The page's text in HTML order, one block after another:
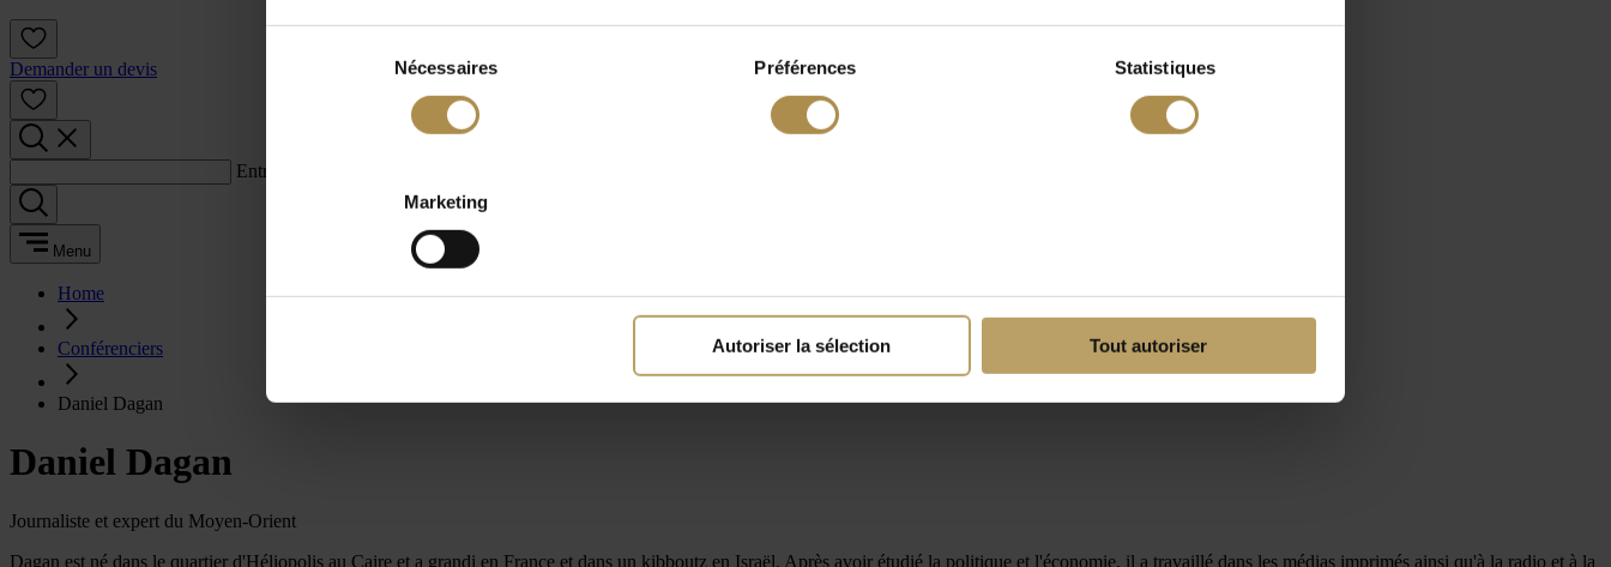
Nécessaires Préférences Statistiques
Marketing
Autoriser la sélection Tout autoriser
Demander un devis
Entrez un terme de recherche :
Menu
Home
Conférenciers
Daniel Dagan
Daniel Dagan
Journaliste et expert du Moyen-Orient
Dagan est né dans le quartier d'Héliopolis au Caire et a grandi en France et dans un kibboutz en Israël. Après avoir étudié la politique et l'économie, il a travaillé dans les médias imprimés ainsi qu'à la radio et à la